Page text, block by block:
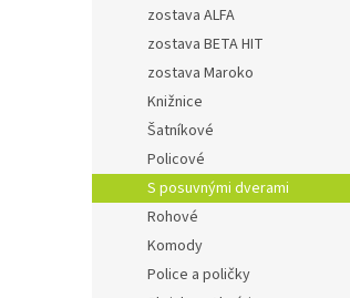
zostava ALFA
zostava BETA HIT
zostava Maroko
Knižnice
Šatníkové
Policové
S posuvnými dverami
Rohové
Komody
Police a poličky